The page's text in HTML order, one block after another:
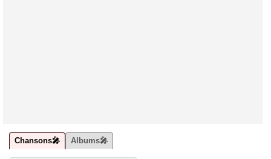
Chansons🎤 Albums🎤